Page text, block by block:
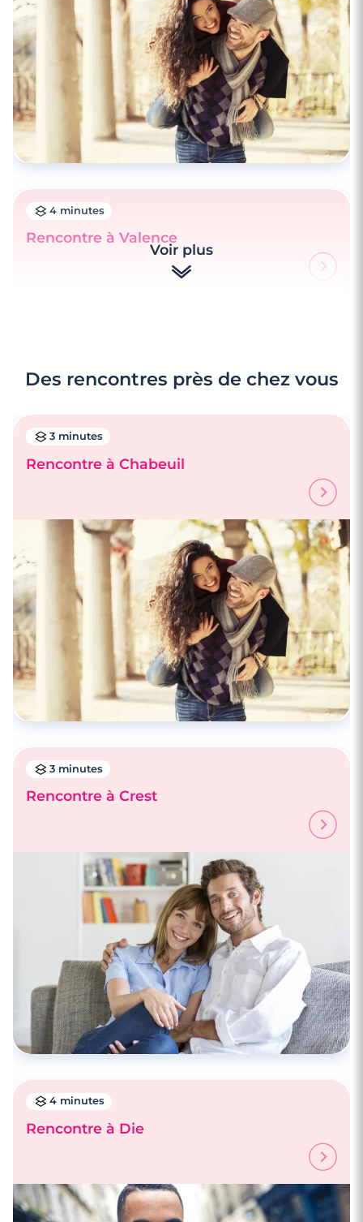
4 minutes
Rencontre à Valence
4 minutes
Rencontrez des célibataires à Annecy
4 minutes
Rencontrez des célibataires à Saint-
Voir plus
Des rencontres près de chez vous
3 minutes
Rencontre à Chabeuil
3 minutes
Rencontre à Crest
4 minutes
Rencontre à Die